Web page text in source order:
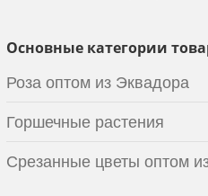
Основные категории
Роза оптом из Эквадора
Горшечные растения
Срезанные цветы оптом